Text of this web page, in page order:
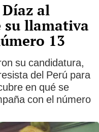
Díaz al
su llamativa
13
su candidatura,
del Perú para
en qué se
con el número